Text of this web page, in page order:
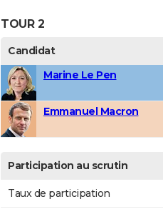
TOUR 2
Candidat
Marine Le Pen
Emmanuel Macron
Participation au scrutin
Taux de participation